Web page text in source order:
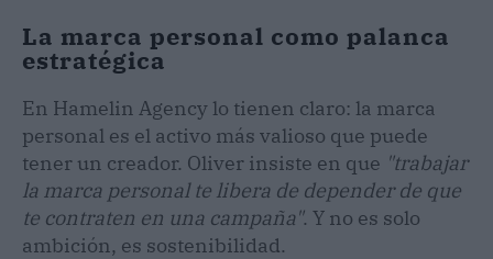
La marca personal como palanca
estratégica
En Hamelin Agency lo tienen claro: la marca
personal es el activo más valioso que puede
tener un creador. Oliver insiste en que "trabajar
la marca personal te libera de depender de que
te contraten en una campaña". Y no es solo
ambición, es sostenibilidad.